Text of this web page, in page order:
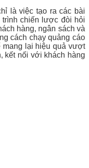
là việc tạo ra các bài
trình chiến lược đòi hỏi
hàng, ngân sách và
cách chạy quảng cáo
mang lại hiệu quả vượt
kết nối với khách hàng